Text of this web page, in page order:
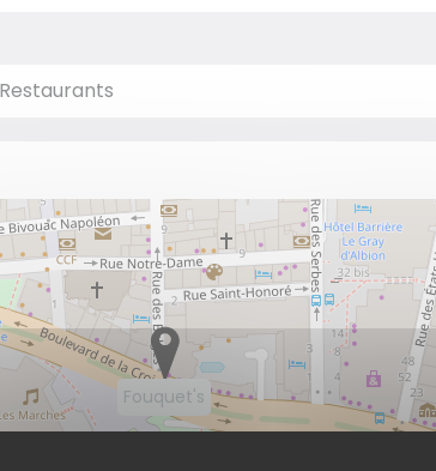
Restaurants
Fouquet's